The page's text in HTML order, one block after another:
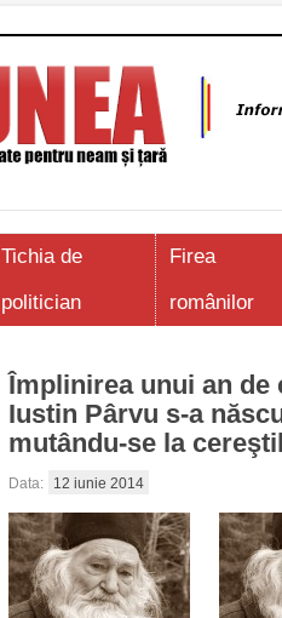
Tichia de
politician
Firea
românilor
Împlinirea unui an de
Iustin Pârvu s-a
mutându-se la
Data: 12 iunie 2014